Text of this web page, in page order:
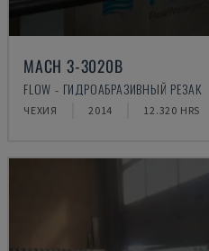
MACH 3-3020B
FLOW - ГИДРОАБРАЗИВНЫЙ РЕЗАК
ЧЕХИЯ 2014 12.320 HRS